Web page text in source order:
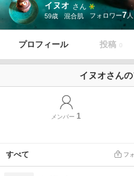
イヌオ さん
59歳 混合肌 7
プロフィール 投稿 0
イヌオさん
メンバー 1
すべて フ